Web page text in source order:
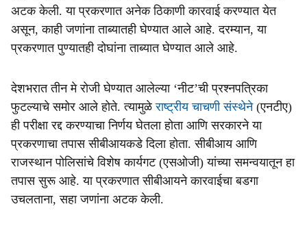
r
e
अटक केली. या प्रकरणात अनेक ठिकाणी कारवाई करण्यात येत
असून, काही जणांना ताब्यातही घेण्यात आले आहे. दरम्यान, या
प्रकरणात पुण्यातही दोघांना ताब्यात घेण्यात आले आहे.
देशभरात तीन मे रोजी घेण्यात आलेल्या ‘नीट’ची प्रश्नपत्रिका
फुटल्याचे समोर आले होते. त्यामुळेराष्ट्रीय चाचणी संस्थेने(एनटीए)
ही परीक्षा रद्द करण्याचा निर्णय घेतला होता आणि सरकारने या
प्रकरणाचा तपास सीबीआयकडे दिला होता. सीबीआय आणि
राजस्थान पोलिसांचे विशेष कार्यगट (एसओजी) यांच्या समन्वयातून हा
तपास सुरू आहे. या प्रकरणात सीबीआयने कारवाईचा बडगा
उचलताना, सहा जणांना अटक केली.